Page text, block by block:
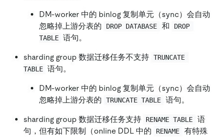
DM-worker 中的 binlog 复制单元（sync）会自动
忽略掉上游分表的
DROP DATABASE 和
DROP
TABLE 语句。
sharding group 数据迁移任务不支持 TRUNCATE
TABLE 语句。
DM-worker 中的 binlog 复制单元（sync）会自动
忽略掉上游分表的
TRUNCATE TABLE 语句。
sharding group 数据迁移任务支持 RENAME TABLE
语
句，但有如下限制（online DDL 中的
RENAME
有特殊